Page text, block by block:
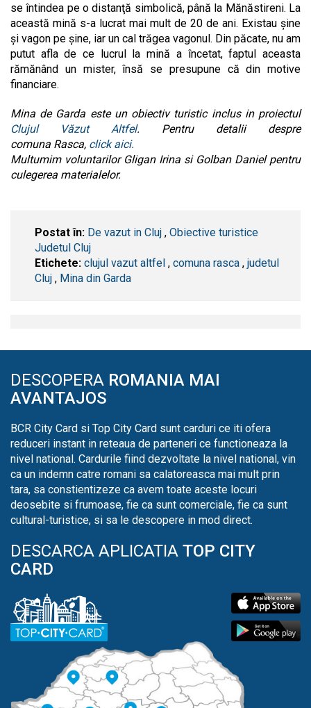
se întindea pe o distanţă simbolică, până la Mănăstireni. La
această mină s-a lucrat mai mult de 20 de ani. Existau şine
şi vagon pe şine, iar un cal trăgea vagonul. Din păcate, nu am
putut afla de ce lucrul la mină a încetat, faptul aceasta
rămănând un mister, însă se presupune că din motive
financiare.
Mina de Garda este un obiectiv turistic inclus in proiectul
Clujul Văzut Altfel. Pentru detalii despre
comuna Rasca, click aici.
Multumim voluntarilor Gligan Irina si Golban Daniel pentru
culegerea materialelor.
Postat în: De vazut in Cluj , Obiective turistice
Judetul Cluj
Etichete: clujul vazut altfel , comuna rasca , judetul
Cluj , Mina din Garda
DESCOPERA ROMANIA MAI
AVANTAJOS
BCR City Card si Top City Card sunt carduri ce iti ofera
reduceri instant in reteaua de parteneri ce functioneaza la
nivel national. Cardurile fiind dezvoltate la nivel national, vin
ca un indemn catre romani sa calatoreasca mai mult prin
tara, sa constientizeze ca avem toate aceste locuri
deosebite si frumoase, fie ca sunt comerciale, fie ca sunt
cultural-turistice, si sa le descopere in mod direct.
DESCARCA APLICATIA TOP CITY
CARD